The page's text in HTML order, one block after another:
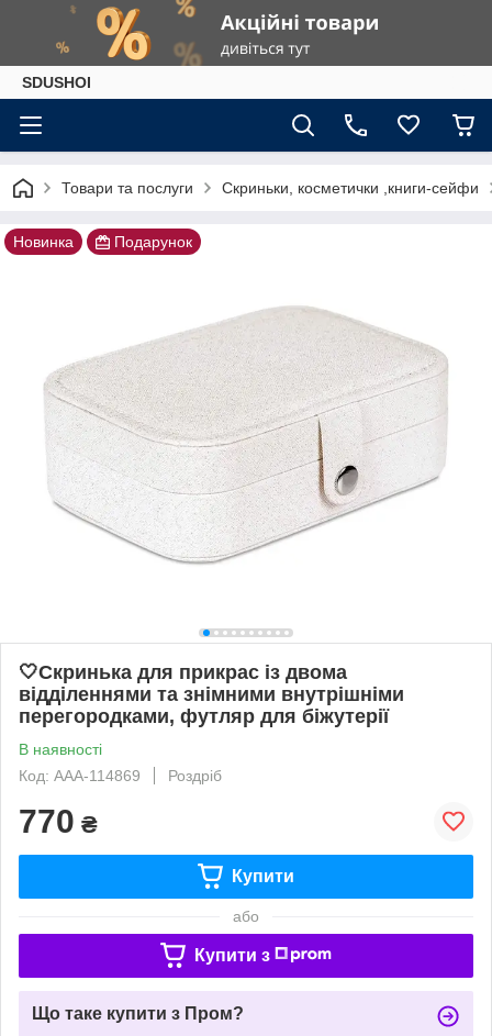
SDUSHOI
Товари та послуги Скриньки, косметички ,книги-сейфи
Новинка Подарунок
🤍Скринька для прикрас із двома
відділеннями та знімними внутрішніми
перегородками, футляр для біжутерії
В наявності
Код: AAA-114869
Роздріб
770 ₴
Купити
або
Купити з
Що таке купити з Пром?